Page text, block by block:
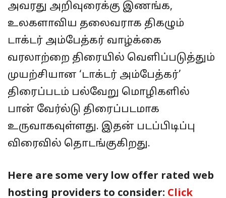
அவரது அறிவுரைக்கு இணங்க,
உலகளாவிய தலைவராக திகழும்
டாக்டர் அம்பேத்கர் வாழ்க்கை
வரலாற்றை திரையில் வெளிப்படுத்தும்
முயற்சியான ‘டாக்டர் அம்பேத்கர்’
திரைப்படம் பல்வேறு மொழிகளில்
பான் வேர்ல்டு திரைப்படமாக
உருவாகவுள்ளது. இதன் படப்பிடிப்பு
விரைவில் தொடங்குகிறது.
Here are some very low offer rated web
hosting providers to consider: Click